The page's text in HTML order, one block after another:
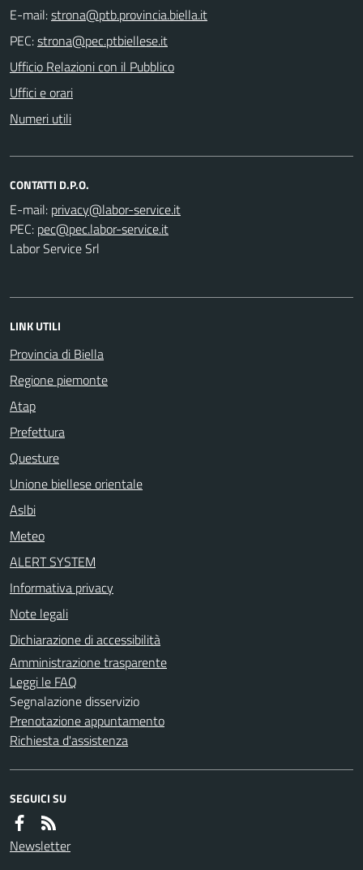
E-mail:
PEC:
Ufficio Relazioni con il Pubblico
Uffici e orari
Numeri utili
CONTATTI D.P.O.
E-mail:
PEC:
Labor Service Srl
LINK UTILI
Provincia di Biella
Regione piemonte
Atap
Prefettura
Questure
Unione biellese orientale
Aslbi
Meteo
ALERT SYSTEM
Informativa privacy
Note legali
Dichiarazione di accessibilità
Amministrazione trasparente
Leggi le FAQ
Segnalazione disservizio
Prenotazione appuntamento
Richiesta d'assistenza
SEGUICI SU
Newsletter